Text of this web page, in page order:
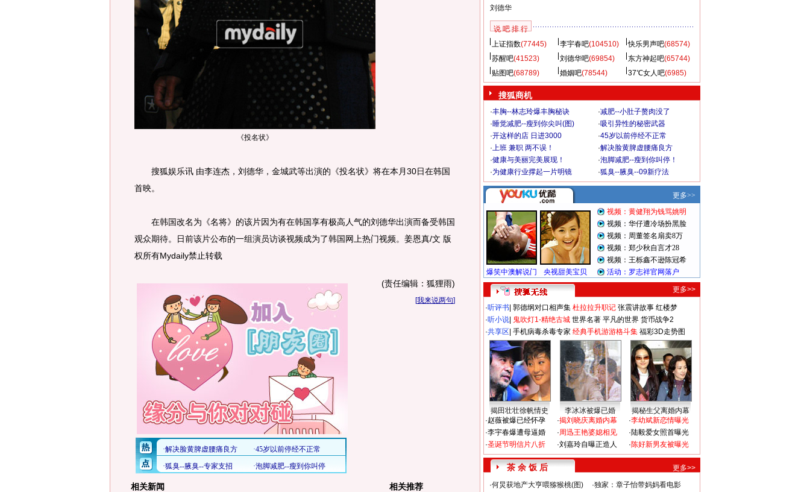
《投名状》
搜狐娱乐讯 由李连杰，刘德华，金城武等出演的《投名状》将在本月30日在韩国
首映。
在韩国改名为《名将》的该片因为有在韩国享有极高人气的刘德华出演而备受韩国
观众期待。日前该片公布的一组演员访谈视频成为了韩国网上热门视频。姜恩真/文 版
权所有Mydaily禁止转载
(责任编辑：狐狸雨)
[我来说两句]
相关新闻
相关推荐
刘德华
说 吧 排 行
上证指数(77445) 李宇春吧(104510) 快乐男声吧(68574)
苏醒吧(41523) 刘德华吧(69854) 东方神起吧(65744)
贴图吧(68789) 婚姻吧(78544) 37℃女人吧(6985)
搜狐商机
·丰胸--林志玲爆丰胸秘诀 ·减肥--小肚子赘肉没了
·睡觉减肥--瘦到你尖叫(图) ·吸引异性的秘密武器
·开这样的店 日进3000 ·45岁以前停经不正常
·上班 兼职 两不误！ ·解决脸黄脾虚腰痛良方
·健康与美丽完美展现！ ·泡脚减肥--瘦到你叫停！
·为健康行业撑起一片明镜 ·狐臭--腋臭--09新疗法
更多>>
·听评书 郭德纲对口相声集 杜拉拉升职记 张震讲故事 红楼梦
·听小说 鬼吹灯1-精绝古城 世界名著 平凡的世界 货币战争2
·共享区 手机病毒杀毒专家 经典手机游游格斗集 福彩3D走势图
揭田壮壮徐帆情史 李冰冰被爆已婚
揭秘生父离婚内幕
·赵薇被爆已经怀孕
·李宇春爆遭母逼婚
·圣诞节明信片八折
·揭刘晓庆离婚内幕
·周迅王艳婆媳相见
·刘嘉玲自曝正造人
·李幼斌新恋情曝光
·陆毅爱女照首曝光
·陈好新男友被曝光
茶 余 饭 后
更多>>
·何炅获地产大亨喂猕猴桃(图) ·独家：章子怡带妈妈看电影